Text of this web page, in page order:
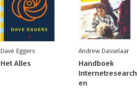
Dave Eggers
Het Alles
Andrew Dasselaar
Handboek
Internetresearch
en